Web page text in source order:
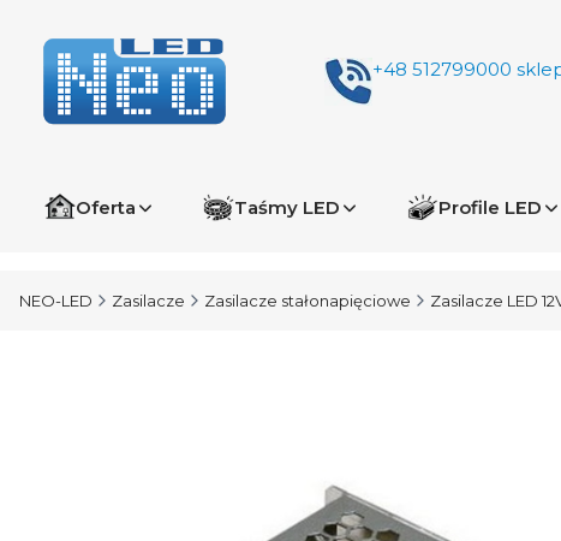
+48 512799000
Oferta Taśmy LED Profile LED
NEO-LED Zasilacze Zasilacze stałonapięciowe Zasilacze LED